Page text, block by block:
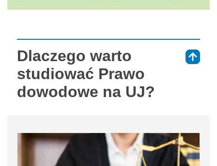
Dlaczego warto
studiować Prawo
dowodowe na UJ?